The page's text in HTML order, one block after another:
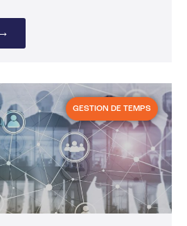
GESTION DE TEMPS